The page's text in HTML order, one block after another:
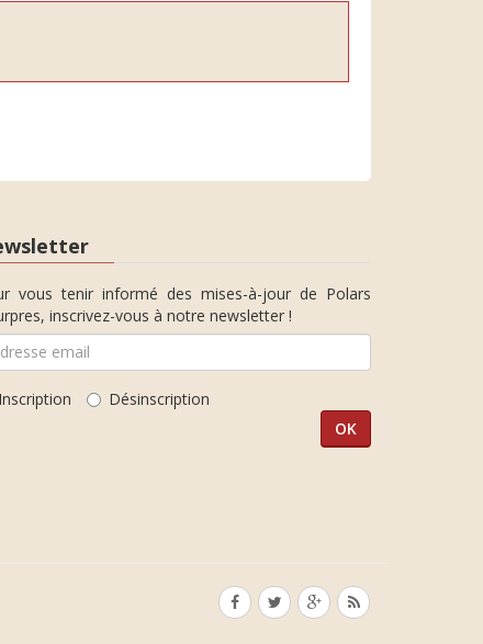
vous tenir informé des mises-à-jour de Polars
inscrivez-vous à notre newsletter !
Inscription Désinscription